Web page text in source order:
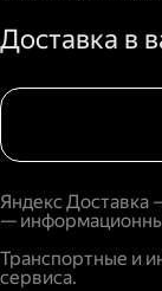
Доставка в
Яндекс Доставка
—
Транспортные и
сервиса.